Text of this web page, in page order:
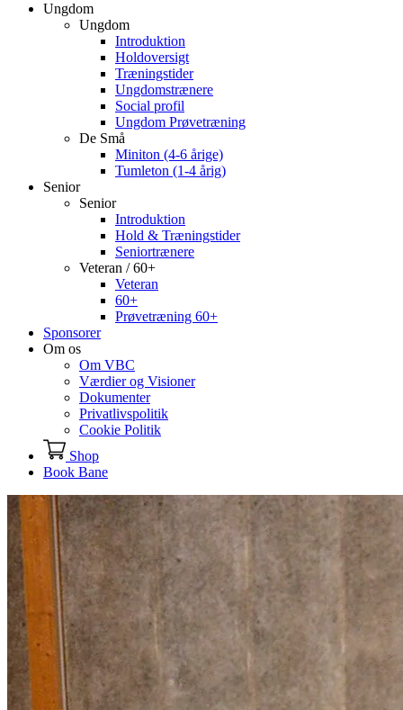
Ungdom
Ungdom
Introduktion
Holdoversigt
Træningstider
Ungdomstrænere
Social profil
Ungdom Prøvetræning
De Små
Miniton (4-6 årige)
Tumleton (1-4 årig)
Senior
Senior
Introduktion
Hold & Træningstider
Seniortrænere
Veteran / 60+
Veteran
60+
Prøvetræning 60+
Sponsorer
Om os
Om VBC
Værdier og Visioner
Dokumenter
Privatlivspolitik
Cookie Politik
Shop
Book Bane